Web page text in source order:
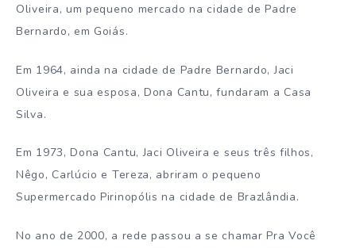
Oliveira, um pequeno mercado na cidade de Padre
Bernardo, em Goiás.
Em 1964, ainda na cidade de Padre Bernardo, Jaci
Oliveira e sua esposa, Dona Cantu, fundaram a Casa
Silva.
Em 1973, Dona Cantu, Jaci Oliveira e seus três filhos,
Nêgo, Carlúcio e Tereza, abriram o pequeno
Supermercado Pirinopólis na cidade de Brazlândia.
No ano de 2000, a rede passou a se chamar Pra Você